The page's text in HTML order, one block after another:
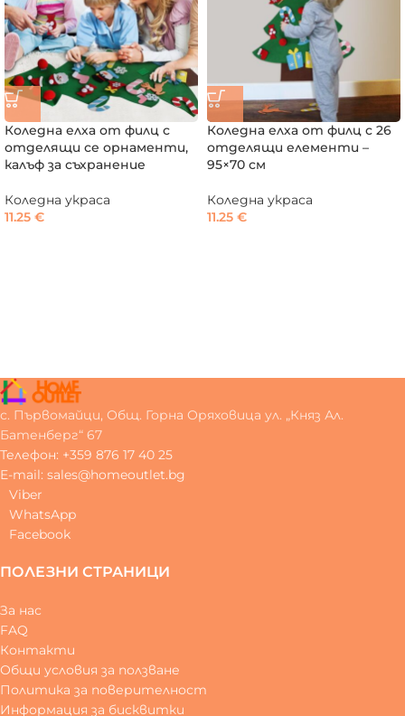
Коледна елха от филц с
отделящи се орнаменти,
калъф за съхранение
Коледна украса
11.25 €
Коледна елха от филц с 26
отделящи елементи –
95×70 см
Коледна украса
11.25 €
с. Първомайци, Общ. Горна Оряховица ул. „Княз Ал.
Батенберг“ 67
Телефон: +359 876 17 40 25
E-mail: sales@homeoutlet.bg
Viber
WhatsApp
Facebook
ПОЛЕЗНИ СТРАНИЦИ
За нас
FAQ
Контакти
Общи условия за ползване
Политика за поверителност
Информация за бисквитки